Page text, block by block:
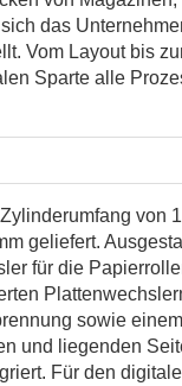
das
Vom Layout bis
Sparte alle
von
geliefert.
für die
sowie
und liegenden
Für den